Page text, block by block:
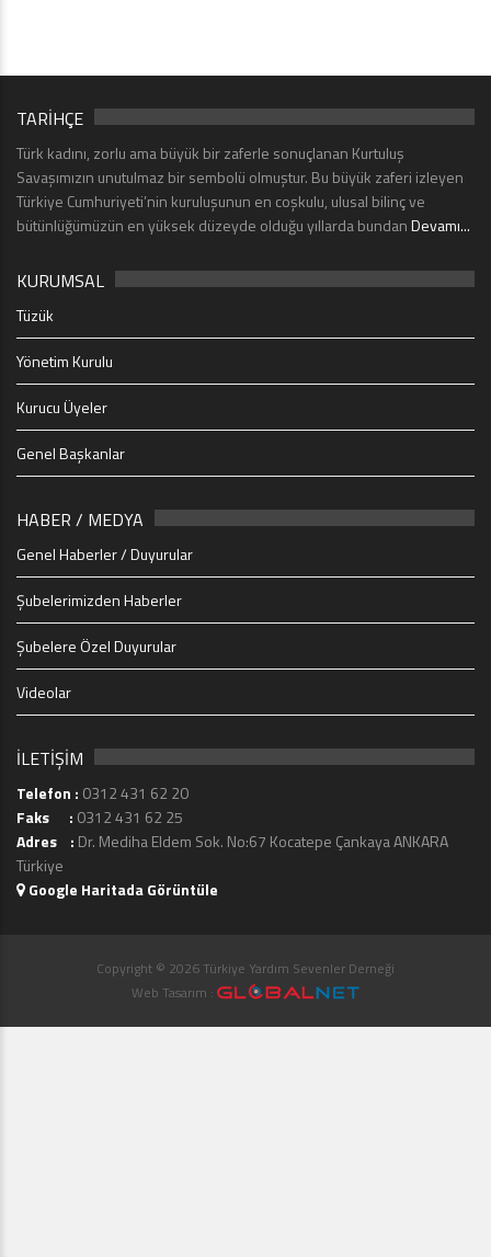
TARİHÇE
Türk kadını, zorlu ama büyük bir zaferle sonuçlanan Kurtuluş
Savaşımızın unutulmaz bir sembolü olmuştur. Bu büyük zaferi izleyen
Türkiye Cumhuriyeti’nin kuruluşunun en coşkulu, ulusal bilinç ve
bütünlüğümüzün en yüksek düzeyde olduğu yıllarda bundanDevamı...
KURUMSAL
Tüzük
Yönetim Kurulu
Kurucu Üyeler
Genel Başkanlar
HABER / MEDYA
Genel Haberler / Duyurular
Şubelerimizden Haberler
Şubelere Özel Duyurular
Videolar
İLETİŞİM
Telefon : 0312 431 62 20
Faks : 0312 431 62 25
Adres : Dr. Mediha Eldem Sok. No:67 Kocatepe Çankaya ANKARA
Türkiye
Google Haritada Görüntüle
Copyright © 2026 Türkiye Yardım Sevenler Derneği
Web Tasarım :